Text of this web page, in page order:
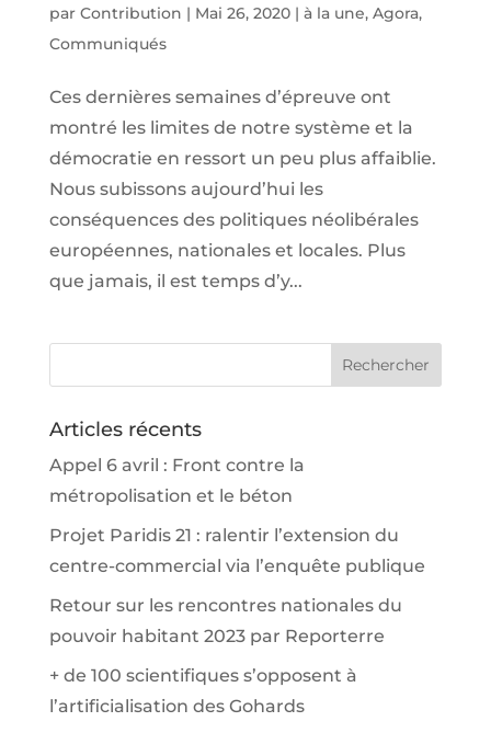
par Contribution | Mai 26, 2020| à la une, Agora,
Communiqués
Ces dernières semaines d’épreuve ont
montré les limites de notre système et la
démocratie en ressort un peu plus affaiblie.
Nous subissons aujourd’hui les
conséquences des politiques néolibérales
européennes, nationales et locales. Plus
que jamais, il est temps d’y...
Articles récents
Appel 6 avril : Front contre la
métropolisation et le béton
Projet Paridis 21 : ralentir l’extension du
centre-commercial via l’enquête publique
Retour sur les rencontres nationales du
pouvoir habitant 2023 par Reporterre
+ de 100 scientifiques s’opposent à
l’artificialisation des Gohards